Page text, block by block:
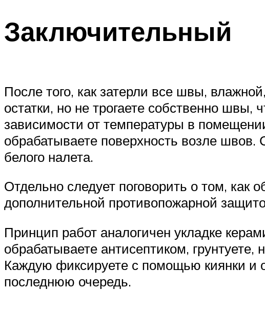
Заключительный
После того, как затерли все швы,
остатки, но не трогаете собственно
зависимости от температуры в
обрабатываете поверхность возле
белого налета.
Отдельно следует поговорить о том,
дополнительной противопожарной
Принцип работ аналогичен укладке
обрабатываете антисептиком,
Каждую фиксируете с помощью киянки и
последнюю очередь.